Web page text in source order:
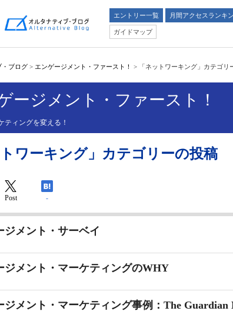
エントリー一覧 月間アクセスランキ
ガイドマップ
・ブログ > エンゲージメント・ファースト！ > 「ネットワーキング」カテゴリ
ージメント・ファースト！
ティングを変える！
トワーキング」カテゴリーの投稿
Post -
ジメント・サーベイ
ジメント・マーケティングのWHY
ジメント・マーケティング事例：The Guardian